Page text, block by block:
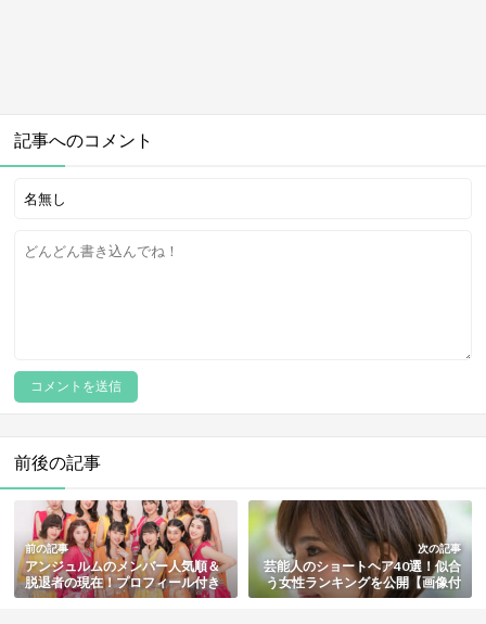
記事へのコメント
前後の記事
前の記事
アンジュルムのメンバー人気順＆
脱退者の現在！プロフィール付き
で紹介【最新版】
次の記事
芸能人のショートヘア40選！似合
う女性ランキングを公開【画像付
き・最新版】